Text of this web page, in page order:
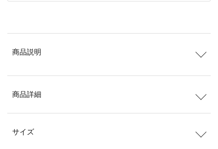
商品説明
商品詳細
サイズ